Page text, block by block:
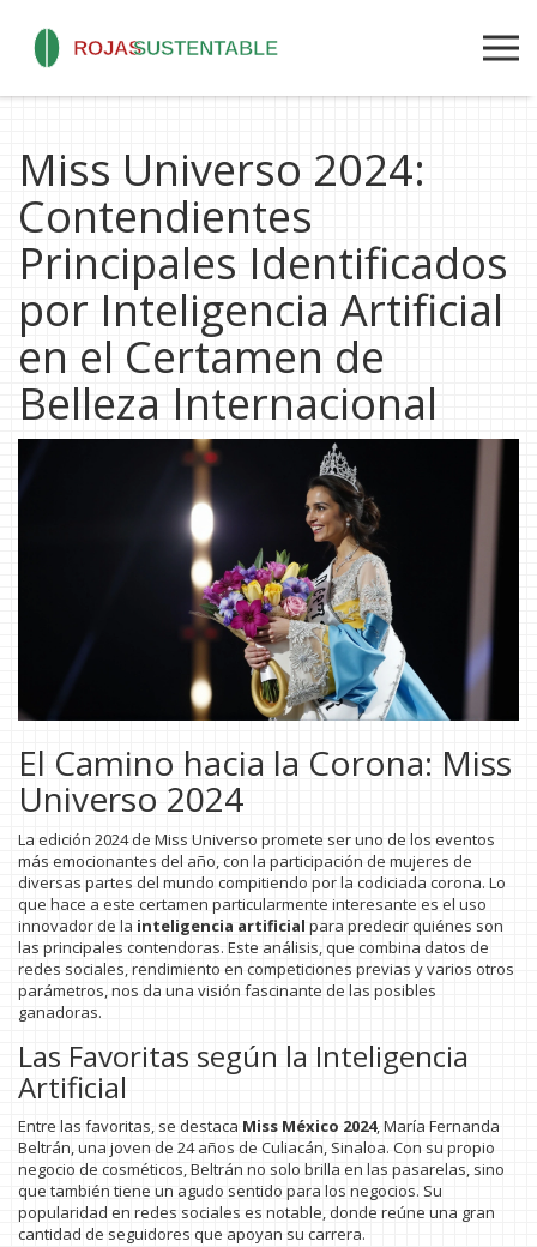
Miss Universo 2024:
Contendientes
Principales Identificados
por Inteligencia Artificial
en el Certamen de
Belleza Internacional
El Camino hacia la Corona: Miss
Universo 2024
La edición 2024 de Miss Universo promete ser uno de los eventos
más emocionantes del año, con la participación de mujeres de
diversas partes del mundo compitiendo por la codiciada corona. Lo
que hace a este certamen particularmente interesante es el uso
innovador de la inteligencia artificial para predecir quiénes son
las principales contendoras. Este análisis, que combina datos de
redes sociales, rendimiento en competiciones previas y varios otros
parámetros, nos da una visión fascinante de las posibles
ganadoras.
Las Favoritas según la Inteligencia
Artificial
Entre las favoritas, se destaca Miss México 2024, María Fernanda
Beltrán, una joven de 24 años de Culiacán, Sinaloa. Con su propio
negocio de cosméticos, Beltrán no solo brilla en las pasarelas, sino
que también tiene un agudo sentido para los negocios. Su
popularidad en redes sociales es notable, donde reúne una gran
cantidad de seguidores que apoyan su carrera.